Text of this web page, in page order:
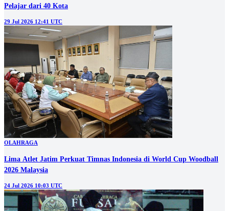
Pelajar dari 40 Kota
29 Jul 2026 12:41 UTC
OLAHRAGA
Lima Atlet Jatim Perkuat Timnas Indonesia di World Cup Woodball
2026 Malaysia
24 Jul 2026 10:03 UTC